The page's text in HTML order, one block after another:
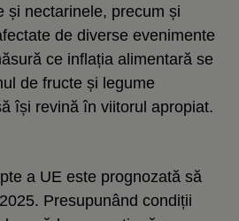
și nectarinele, precum și
de diverse evenimente
ce inflația alimentară se
de fructe și legume
își revină în viitorul apropiat.
a UE este prognozată să
Presupunând condiții